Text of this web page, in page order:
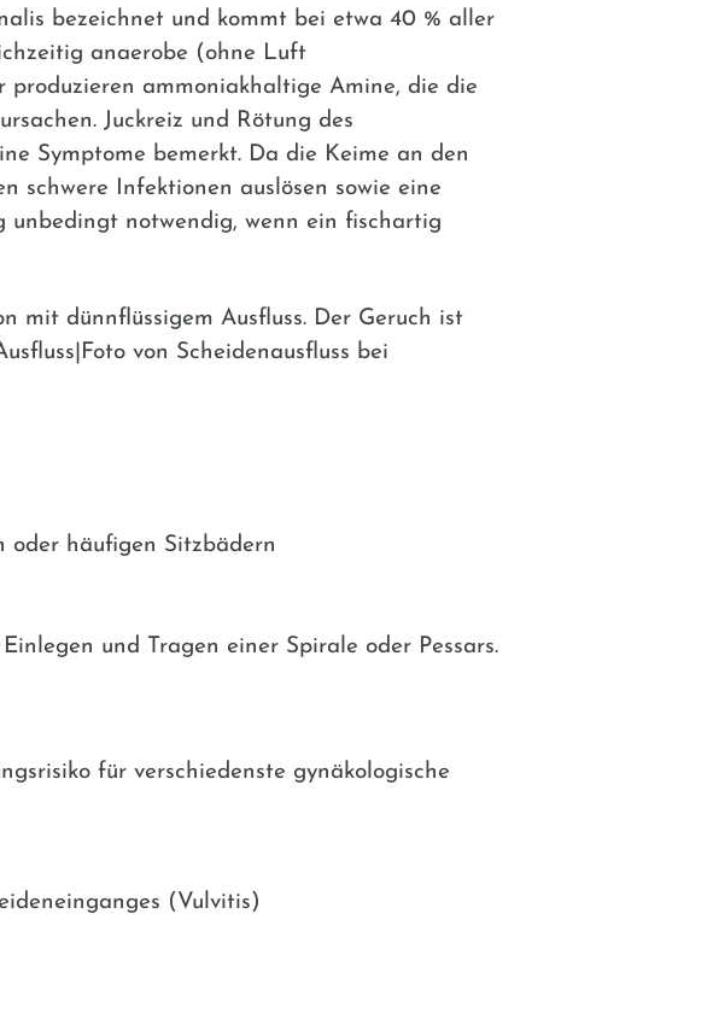
bezeichnet und kommt bei etwa 40 % aller
anaerobe (ohne Luft
ammoniakhaltige Amine, die die
Juckreiz und Rötung des
Symptome bemerkt. Da die Keime an den
schwere Infektionen auslösen sowie eine
unbedingt notwendig, wenn ein fischartig
mit dünnflüssigem Ausfluss. Der Geruch ist
von Scheidenausfluss bei
oder häufigen Sitzbädern
und Tragen einer Spirale oder Pessars.
für verschiedenste gynäkologische
(Vulvitis)